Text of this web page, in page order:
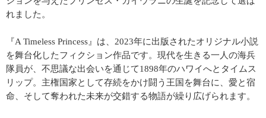
れました。
『A Timeless Princess』は、2023年に出版されたオリジナル小説
を舞台化したフィクション作品です。現代を生きる一人の海兵
隊員が、不思議な出会いを通じて1898年のハワイへとタイムス
リップ。主権国家として存続をかけ闘う王国を舞台に、愛と宿
命、そして奪われた未来が交錯する物語が繰り広げられます。